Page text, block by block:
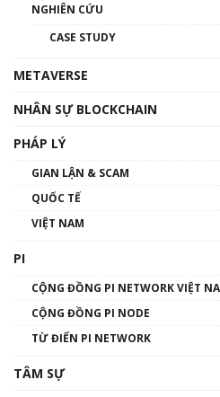
01:32:59
gió ấm
Talkshow 14:
01:29:26
NGHIÊN CỨU
CASE STUDY
METAVERSE
NHÂN SỰ BLOCKCHAIN
PHÁP LÝ
GIAN LẬN & SCAM
QUỐC TẾ
VIỆT NAM
PI
CỘNG ĐỒNG PI NETWORK VIỆT
CỘNG ĐỒNG PI NODE
TỪ ĐIỂN PI NETWORK
TÂM SỰ